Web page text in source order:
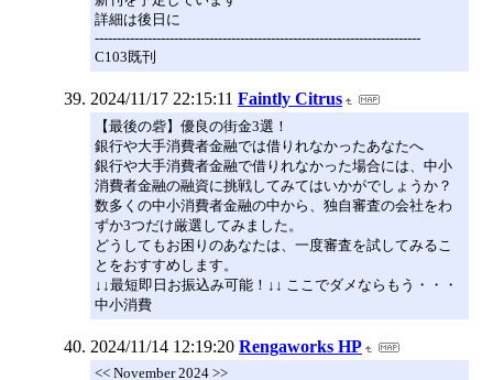
詳細は後日に
--------------------------------------------------------------------------
C103既刊
2024/11/17 22:15:11 Faintly Citrus
【最後の砦】優良の街金3選！
銀行や大手消費者金融では借りれなかったあなたへ
銀行や大手消費者金融で借りれなかった場合には、中小
消費者金融の融資に挑戦してみてはいかがでしょうか？
数多くの中小消費者金融の中から、独自審査の会社をわ
ずか3つだけ厳選してみました。
どうしてもお困りのあなたは、一度審査を試してみるこ
とをおすすめします。
↓↓最短即日お振込み可能！↓↓ ここでダメならもう・・・
中小消費
2024/11/14 12:19:20 Rengaworks HP
<< November 2024 >>